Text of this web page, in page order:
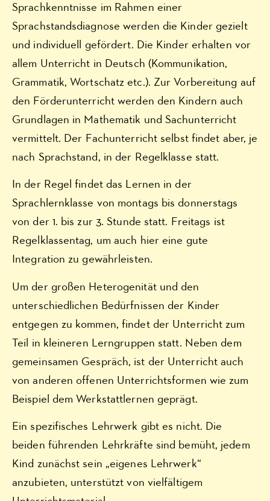
Sprachkenntnisse im Rahmen einer
Sprachstandsdiagnose werden die Kinder gezielt
und individuell gefördert. Die Kinder erhalten vor
allem Unterricht in Deutsch (Kommunikation,
Grammatik, Wortschatz etc.). Zur Vorbereitung auf
den Förderunterricht werden den Kindern auch
Grundlagen in Mathematik und Sachunterricht
vermittelt. Der Fachunterricht selbst findet aber, je
nach Sprachstand, in der Regelklasse statt.
In der Regel findet das Lernen in der
Sprachlernklasse von montags bis donnerstags
von der 1. bis zur 3. Stunde statt. Freitags ist
Regelklassentag, um auch hier eine gute
Integration zu gewährleisten.
Um der großen Heterogenität und den
unterschiedlichen Bedürfnissen der Kinder
entgegen zu kommen, findet der Unterricht zum
Teil in kleineren Lerngruppen statt. Neben dem
gemeinsamen Gespräch, ist der Unterricht auch
von anderen offenen Unterrichtsformen wie zum
Beispiel dem Werkstattlernen geprägt.
Ein spezifisches Lehrwerk gibt es nicht. Die
beiden führenden Lehrkräfte sind bemüht, jedem
Kind zunächst sein „eigenes Lehrwerk“
anzubieten, unterstützt von vielfältigem